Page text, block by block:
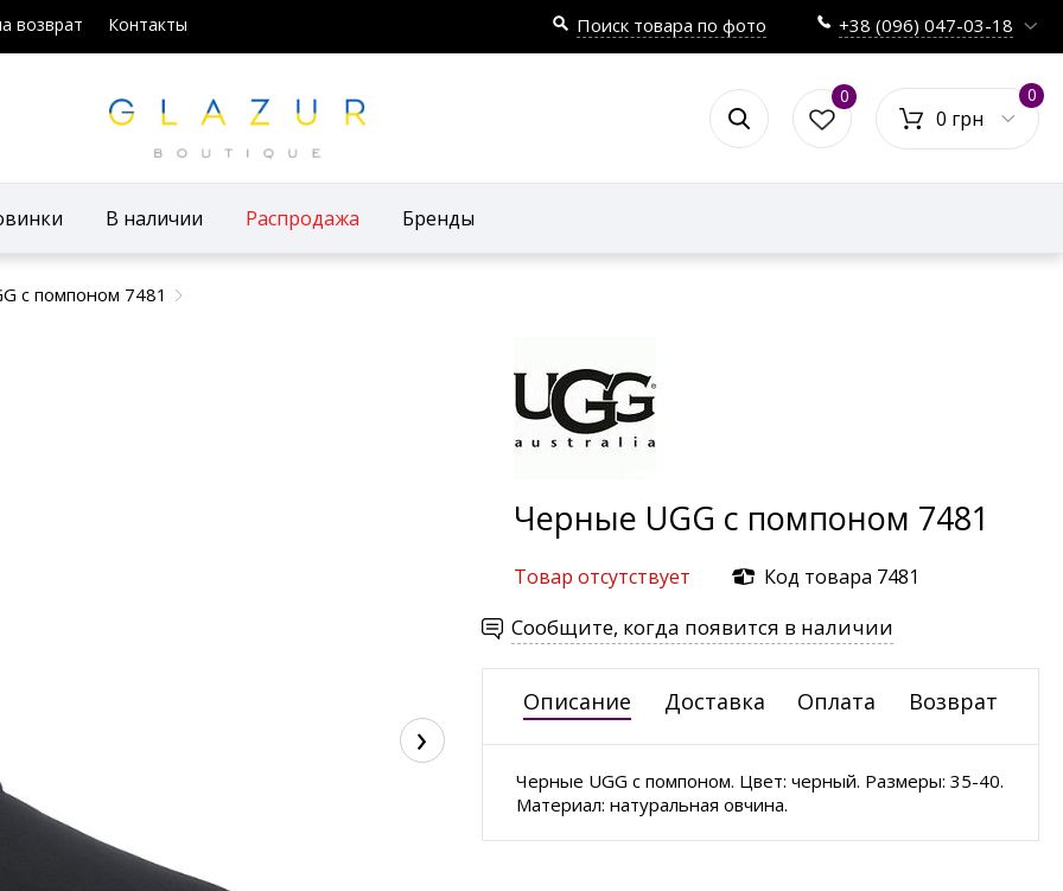
возврат Контакты Поиск товара по фото +38 (096) 047-03-18
В наличии Распродажа Бренды
0
0 грн
0
с помпоном 7481
›
Черные UGG с помпоном 7481
Товар отсутствует Код товара 7481
Сообщите, когда появится в наличии
Описание Доставка Оплата Возврат
Черные UGG с помпоном. Цвет: черный. Размеры: 35-40.
Материал: натуральная овчина.